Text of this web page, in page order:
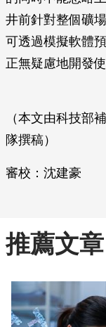
井前針對整個礦
可透過模擬軟體
正無疑慮地開發使
（本文由科技部
隊撰稿）
審校：沈建豪
推薦文章